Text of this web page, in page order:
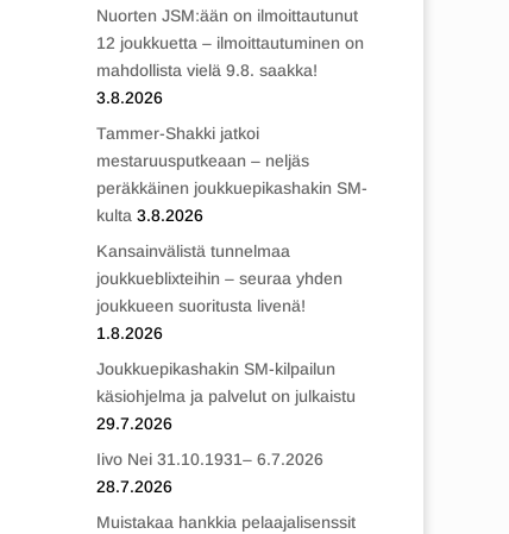
Nuorten JSM:ään on ilmoittautunut
12 joukkuetta – ilmoittautuminen on
mahdollista vielä 9.8. saakka!
3.8.2026
Tammer-Shakki jatkoi
mestaruusputkeaan – neljäs
peräkkäinen joukkuepikashakin SM-
kulta 3.8.2026
Kansainvälistä tunnelmaa
joukkueblixteihin – seuraa yhden
joukkueen suoritusta livenä!
1.8.2026
Joukkuepikashakin SM-kilpailun
käsiohjelma ja palvelut on julkaistu
29.7.2026
Iivo Nei 31.10.1931– 6.7.2026
28.7.2026
Muistakaa hankkia pelaajalisenssit